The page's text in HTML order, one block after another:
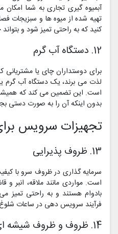
آبمیوه گیری تجاری به شما
تهیه شده از میوه ها و سبزیجات
کنید که به راحتی تمیز شود و
12. دستگاه آب گرم
برای دوستداران چای یا
لذت می برند، یک دستگاه آب گرم
است. این تضمین می کند که
بدون اینکه آن را به صورت دستی
تجهیزات سرویس
13. ظروف پذیرایی
سرمایه گذاری در ظروف سرو با
است. مواردی مانند ملاقه، انبر و
بادوام هستند و به راحتی تمیز
فرآیند سرویس دهی در ساعات
14. ظروف و ظروف شیشه ای